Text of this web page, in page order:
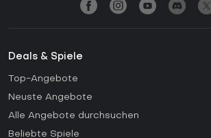
Deals & Spiele
Top-Angebote
Neuste Angebote
Alle Angebote durchsuchen
Beliebte Spiele